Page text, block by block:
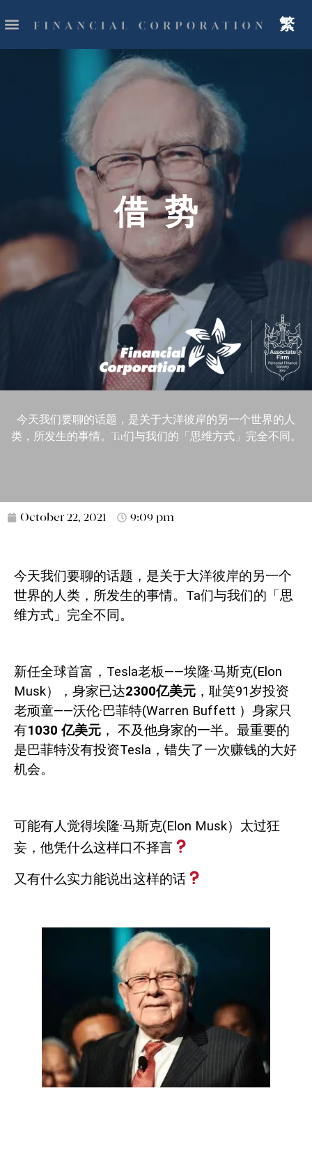
繁
借 势
今天我们要聊的话题，是关于大洋彼岸的另一个世界的人
类，所发生的事情。Ta们与我们的「思维方式」完全不同。
October 22, 2021 9:09 pm
今天我们要聊的话题，是关于大洋彼岸的另一个
世界的人类，所发生的事情。 Ta们与我们的「思
维方式」完全不同。
新任全球首富， Tesla老板——埃隆·马斯克(Elon
Musk），身家已达2300亿美元 ，耻笑91岁投资
老顽童——沃伦·巴菲特(Warren Buffett ）身家只
有1030亿美元 ， 不及他身家的一半。最重要的
是巴菲特没有投资Tesla ，错失了一次赚钱的大好
机会。
可能有人觉得埃隆·马斯克(Elon Musk）太过狂
妄，他凭什么这样口不择言
又有什么实力能说出这样的话